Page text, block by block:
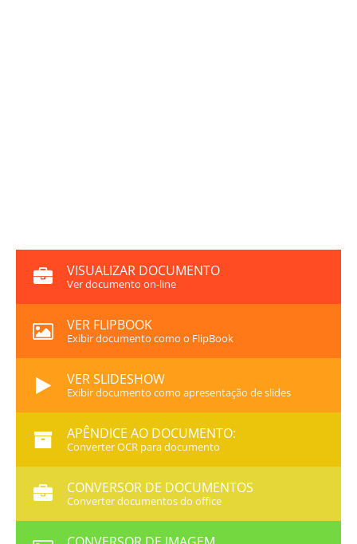
VISUALIZAR DOCUMENTO
Ver documento on-line
VER FLIPBOOK
Exibir documento como o FlipBook
VER SLIDESHOW
Exibir documento como apresentação de slides
APÊNDICE AO DOCUMENTO:
Converter OCR para documento
CONVERSOR DE DOCUMENTOS
Converter documentos do office